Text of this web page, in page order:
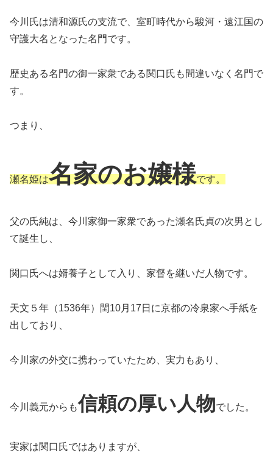
今川氏は清和源氏の支流で、室町時代から駿河・遠江国の
守護大名となった名門です。
歴史ある名門の御一家衆である関口氏も間違いなく名門で
す。
つまり、
瀬名姫は名家のお嬢様です。
父の氏純は、今川家御一家衆であった瀬名氏貞の次男とし
て誕生し、
関口氏へは婿養子として入り、家督を継いだ人物です。
天文５年（1536年）閏10月17日に京都の冷泉家へ手紙を
出しており、
今川家の外交に携わっていたため、実力もあり、
今川義元からも信頼の厚い人物でした。
実家は関口氏ではありますが、